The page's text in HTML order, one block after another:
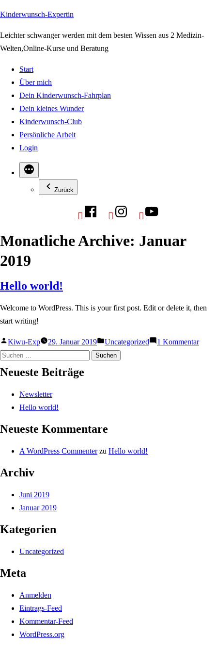
Zum
springen
Kinderwunsch-Expertin
Leichter schwanger werden mit dem besten Wissen aus 2 Medizin-
Welten,Online-Kurse und Beratung
Start
Über mich
Dein Kinderwunsch-Fahrplan
Dein kleines Wunder
Kinderwunsch-Club
Persönliche Arbeit
Login
Zurück
Monatliche Archive: Januar
2019
Hello world!
Welcome to WordPress. This is your first post. Edit or delete it, then
start writing!
Veröffentlicht
von
Kiwu-Exp 29. Januar 2019
Veröffentlicht
in
Uncategorized 1 Kommentarzu
Suchen
nach:
Neueste Beiträge
Newsletter
Hello world!
Neueste Kommentare
A WordPress Commenterzu Hello world!
Archiv
Juni 2019
Januar 2019
Kategorien
Uncategorized
Meta
Anmelden
Eintrags-Feed
Kommentar-Feed
WordPress.org